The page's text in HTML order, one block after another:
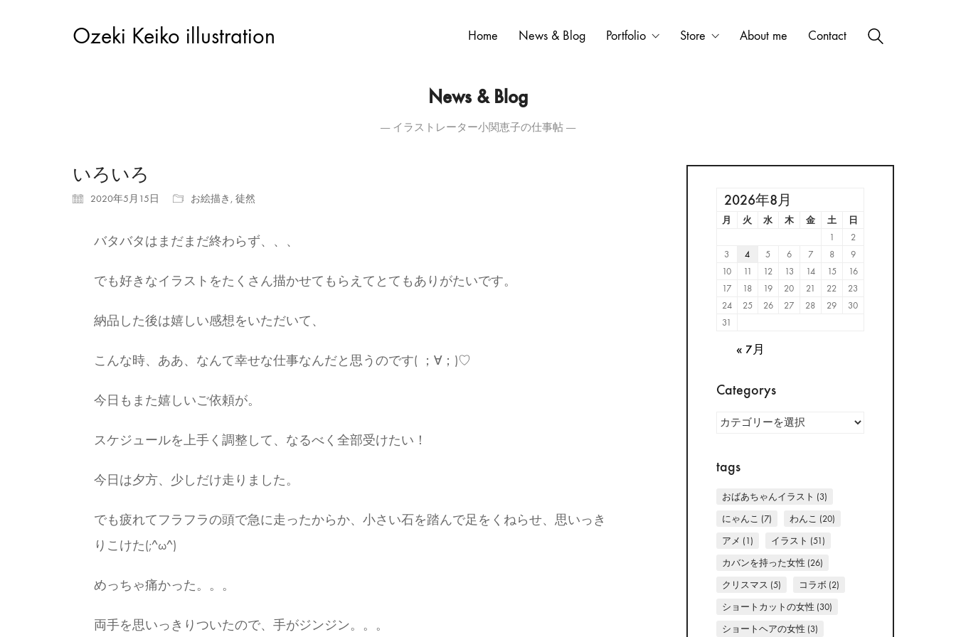
Ozeki Keiko illustration Home News & Blog Portfolio Store About me Contact
News & Blog
― イラストレーター小関恵子の仕事帖 ―
いろいろ
2020年5月15日 お絵描き , 徒然
バタバタはまだまだ終わらず、、、
でも好きなイラストをたくさん描かせてもらえてとてもありがたいです。
納品した後は嬉しい感想をいただいて、
こんな時、ああ、なんて幸せな仕事なんだと思うのです( ；∀；)♡
今日もまた嬉しいご依頼が。
スケジュールを上手く調整して、なるべく全部受けたい！
今日は夕方、少しだけ走りました。
でも疲れてフラフラの頭で急に走ったからか、小さい石を踏んで足をくねらせ、思いっき
りこけた(;^ω^)
めっちゃ痛かった。。。
両手を思いっきりついたので、手がジンジン。。。
2026年8月
月 火 水 木 金 土
日
1
2
3
4 5 6 7 8
9
10
11 12 13 14 15
16
17
18 19 20 21 22
23
24
25 26 27 28 29
30
31
« 7月
Categorys
tags
おばあちゃんイラスト (3)
にゃんこ (7) わんこ (20)
アメ (1) イラスト (51)
カバンを持った女性 (26)
クリスマス (5) コラボ (2)
ショートカットの女性 (30)
ショートヘアの女性 (3)